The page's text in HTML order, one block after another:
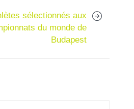
sélectionnés aux
du monde de
Budapest